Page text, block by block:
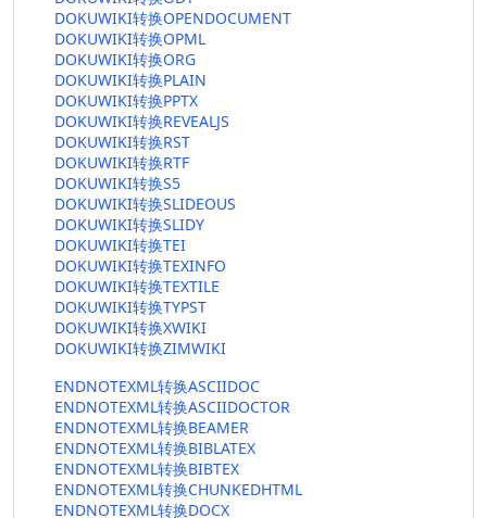
DOKUWIKI转换OPENDOCUMENT
DOKUWIKI转换OPML
DOKUWIKI转换ORG
DOKUWIKI转换PLAIN
DOKUWIKI转换PPTX
DOKUWIKI转换REVEALJS
DOKUWIKI转换RST
DOKUWIKI转换RTF
DOKUWIKI转换S5
DOKUWIKI转换SLIDEOUS
DOKUWIKI转换SLIDY
DOKUWIKI转换TEI
DOKUWIKI转换TEXINFO
DOKUWIKI转换TEXTILE
DOKUWIKI转换TYPST
DOKUWIKI转换XWIKI
DOKUWIKI转换ZIMWIKI
ENDNOTEXML转换ASCIIDOC
ENDNOTEXML转换ASCIIDOCTOR
ENDNOTEXML转换BEAMER
ENDNOTEXML转换BIBLATEX
ENDNOTEXML转换BIBTEX
ENDNOTEXML转换CHUNKEDHTML
ENDNOTEXML转换DOCX